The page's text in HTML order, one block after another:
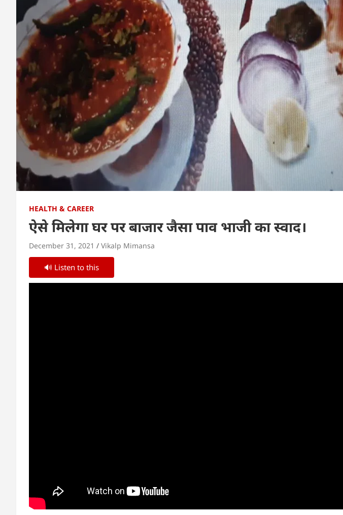
HEALTH & CAREER
ऐसे मिलेगा घर पर बाजार जैसा पाव भाजी का स्वाद।
December 31, 2021 Vikalp Mimansa
🔊 Listen to this